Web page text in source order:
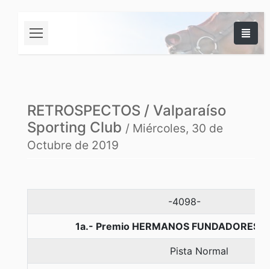
RETROSPECTOS / Valparaíso
Sporting Club / Miércoles, 30 de
Octubre de 2019
-4098-
1a.- Premio HERMANOS FUNDADORES,
Pista Normal